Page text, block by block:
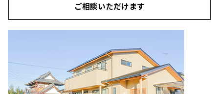
ご相談いただけます